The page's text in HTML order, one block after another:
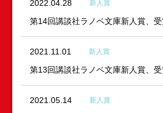
2022.04.28 新人賞
第14回講談社ラノベ文庫新人賞、
2021.11.01 新人賞
第13回講談社ラノベ文庫新人賞、受
2021.05.14 新人賞